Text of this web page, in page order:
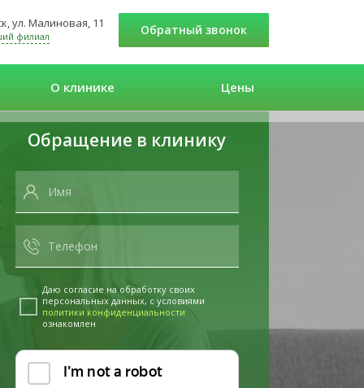
ул. Малиновая, 11
филиал Обратный звонок
О клинике Цены
Обращение в клинику
Даю согласие на обработку своих
персональных данных, с условиями
политики конфиденциальности
ознакомлен